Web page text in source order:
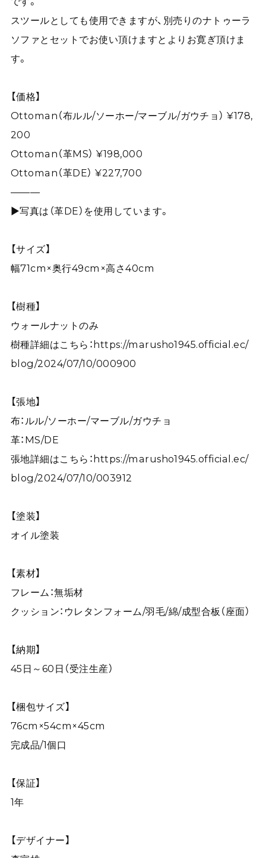
スツールとしても使用できますが、別売りのナトゥーラ
ソファとセットでお使い頂けますとよりお寛ぎ頂けま
す。
【価格】
Ottoman（布ルル/ソーホー/マーブル/ガウチョ） ¥178,
200
Ottoman（革MS） ¥198,000
Ottoman（革DE） ¥227,700
———
▶写真は（革DE）を使用しています。
【サイズ】
幅71cm×奥行49cm×高さ40cm
【樹種】
ウォールナットのみ
樹種詳細はこちら： https://marusho1945.official.ec/
blog/2024/07/10/000900
【張地】
布：ルル/ソーホー/マーブル/ガウチョ
革：MS/DE
張地詳細はこちら： https://marusho1945.official.ec/
blog/2024/07/10/003912
【塗装】
オイル塗装
【素材】
フレーム：無垢材
クッション：ウレタンフォーム/羽毛/綿/成型合板（座面）
【納期】
45日～60日（受注生産）
【梱包サイズ】
76cm×54cm×45cm
完成品/1個口
【保証】
1年
【デザイナー】